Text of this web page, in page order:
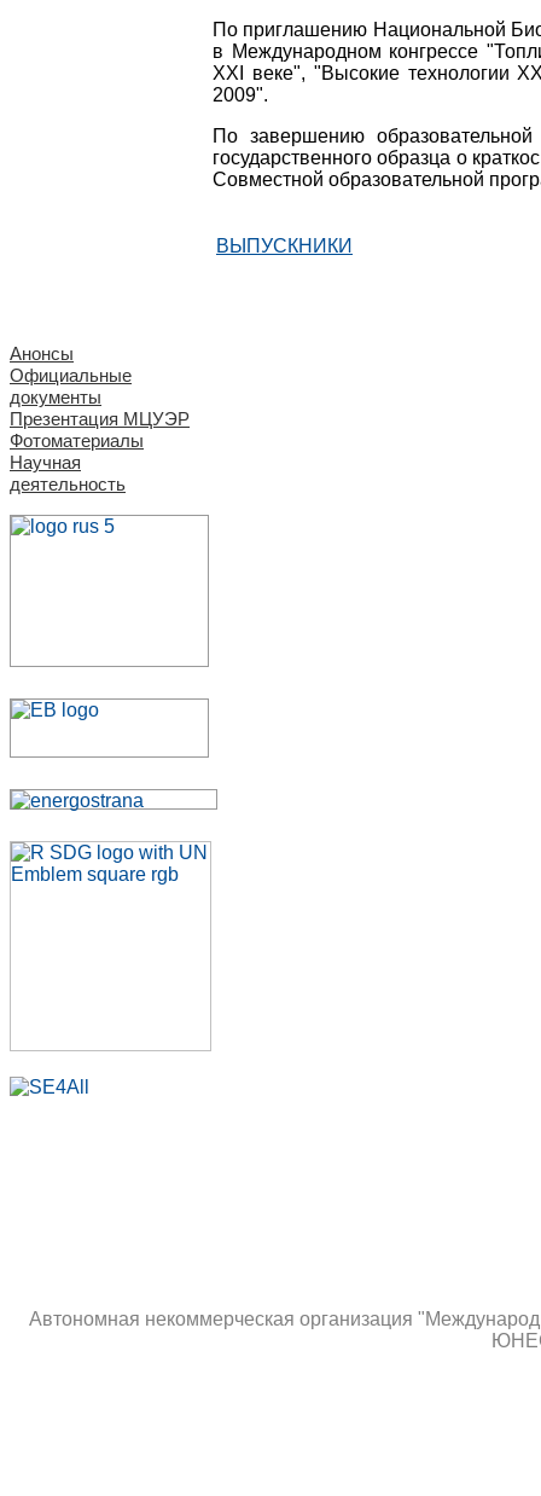
По приглашению Национальной
в Международном конгрессе
ХХI веке", "Высокие технологии
2009".
По завершению
государственного образца о
Совместной образовательной
ВЫПУСКНИКИ
Анонсы
Официальные
документы
Презентация МЦУЭР
Фотоматериалы
Научная
деятельность
Автономная некоммерческая организация